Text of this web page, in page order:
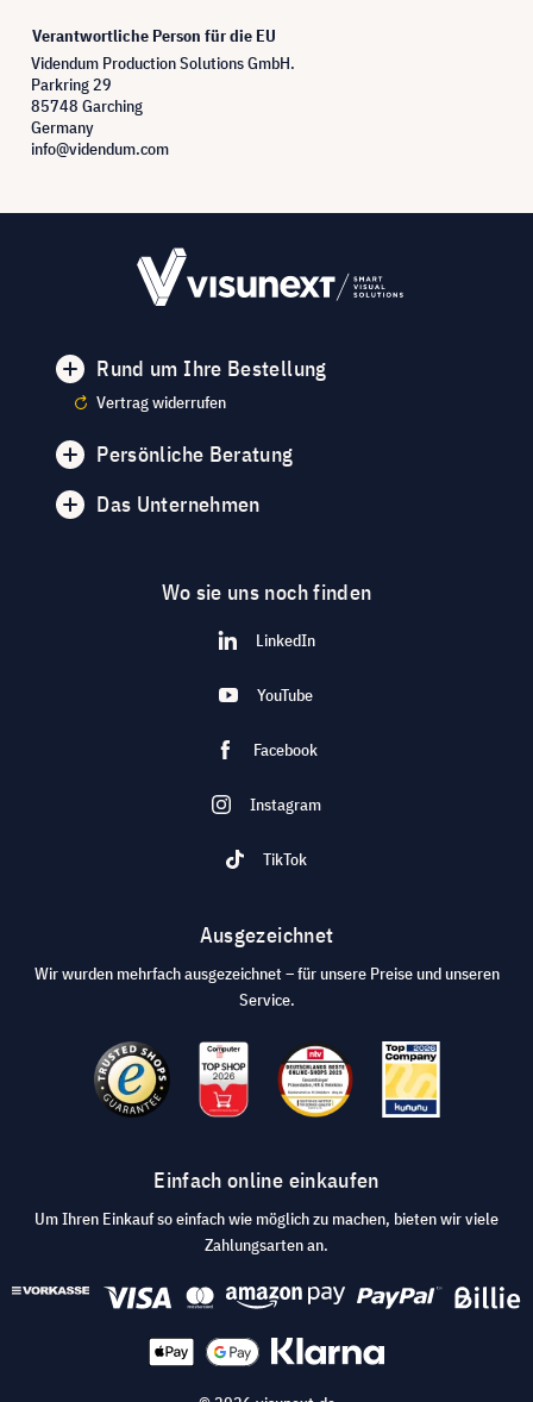
Verantwortliche Person für die EU
Videndum Production Solutions GmbH.
Parkring 29
85748 Garching
Germany
info@videndum.com
Rund um Ihre Bestellung
Vertrag widerrufen
Persönliche Beratung
Das Unternehmen
Wo sie uns noch finden
LinkedIn
YouTube
Facebook
Instagram
TikTok
Ausgezeichnet
Wir wurden mehrfach ausgezeichnet – für unsere Preise und unseren
Service.
Einfach online einkaufen
Um Ihren Einkauf so einfach wie möglich zu machen, bieten wir viele
Zahlungsarten an.